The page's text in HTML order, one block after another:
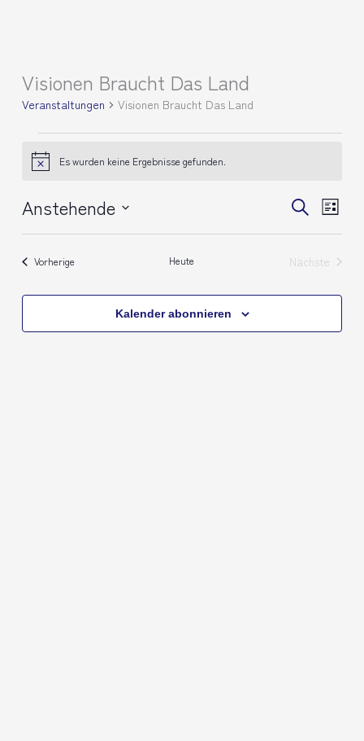
Visionen Braucht Das Land
Veranstaltungen Visionen Braucht Das Land
Veranstaltungen
HinweisEs wurden keine Ergebnisse gefunden.
und
Ansichten,
SucheListe
Anstehende
VorherigeVeranstaltungen Heute
Nächste
Kalender abonnieren